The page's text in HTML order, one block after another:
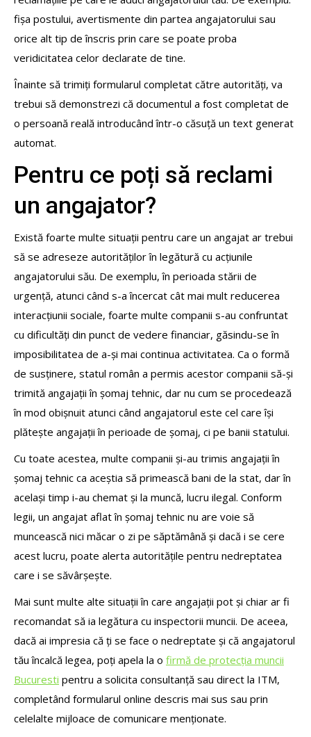
fișa postului, avertismente din partea angajatorului sau
orice alt tip de înscris prin care se poate proba
veridicitatea celor declarate de tine.
Înainte să trimiți formularul completat către autorități, va
trebui să demonstrezi că documentul a fost completat de
o persoană reală introducând într-o căsuță un text generat
automat.
Pentru ce poți să reclami
un angajator?
Există foarte multe situații pentru care un angajat ar trebui
să se adreseze autorităților în legătură cu acțiunile
angajatorului său. De exemplu, în perioada stării de
urgență, atunci când s-a încercat cât mai mult reducerea
interacțiunii sociale, foarte multe companii s-au confruntat
cu dificultăți din punct de vedere financiar, găsindu-se în
imposibilitatea de a-și mai continua activitatea. Ca o formă
de susținere, statul român a permis acestor companii să-și
trimită angajații în șomaj tehnic, dar nu cum se procedează
în mod obișnuit atunci când angajatorul este cel care își
plătește angajații în perioade de șomaj, ci pe banii statului.
Cu toate acestea, multe companii și-au trimis angajații în
șomaj tehnic ca aceștia să primească bani de la stat, dar în
același timp i-au chemat și la muncă, lucru ilegal. Conform
legii, un angajat aflat în șomaj tehnic nu are voie să
muncească nici măcar o zi pe săptămână și dacă i se cere
acest lucru, poate alerta autoritățile pentru nedreptatea
care i se săvârșește.
Mai sunt multe alte situații în care angajații pot și chiar ar fi
recomandat să ia legătura cu inspectorii muncii. De aceea,
dacă ai impresia că ți se face o nedreptate și că angajatorul
tău încalcă legea, poți apela la o firmă de protecția muncii
Bucuresti pentru a solicita consultanță sau direct la ITM,
completând formularul online descris mai sus sau prin
celelalte mijloace de comunicare menționate.